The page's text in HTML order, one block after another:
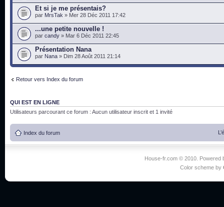
Et si je me présentais?
par MrsTak » Mer 28 Déc 2011 17:42
...une petite nouvelle !
par candy » Mar 6 Déc 2011 22:45
Présentation Nana
par Nana » Dim 28 Août 2011 21:14
Retour vers Index du forum
QUI EST EN LIGNE
Utilisateurs parcourant ce forum : Aucun utilisateur inscrit et 1 invité
Index du forum
House-fr.com © 2010. Powered
Color scheme by